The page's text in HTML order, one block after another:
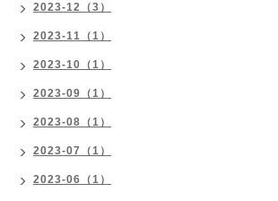
2023-12（3）
2023-11（1）
2023-10（1）
2023-09（1）
2023-08（1）
2023-07（1）
2023-06（1）